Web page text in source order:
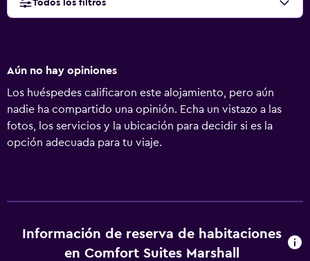
Todos los filtros
Aún no hay opiniones
Los huéspedes calificaron este alojamiento, pero aún
nadie ha compartido una opinión. Echa un vistazo a las
fotos, los servicios y la ubicación para decidir si es la
opción adecuada para tu viaje.
Información de reserva de habitaciones
en Comfort Suites Marshall